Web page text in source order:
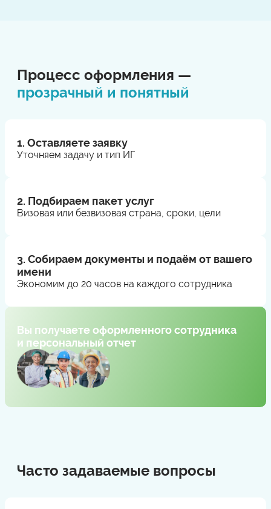
Процесс оформления —
прозрачный и понятный
1. Оставляете заявку
Уточняем задачу и тип ИГ
2. Подбираем пакет услуг
Визовая или безвизовая страна, сроки, цели
3. Собираем документы и подаём от вашего
имени
Экономим до 20 часов на каждого сотрудника
Вы получаете оформленного сотрудника
и персональный отчет
Часто задаваемые вопросы